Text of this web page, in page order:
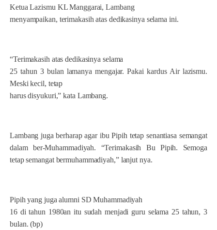
Ketua Lazismu KL Manggarai, Lambang
menyampaikan, terimakasih atas dedikasinya selama ini.
“Terimakasih atas dedikasinya selama
25 tahun 3 bulan lamanya mengajar. Pakai kardus Air lazismu.
Meski kecil, tetap
harus disyukuri,” kata Lambang.
Lambang juga berharap agar ibu Pipih tetap senantiasa semangat
dalam ber-Muhammadiyah. “Terimakasih Bu Pipih. Semoga
tetap semangat bermuhammadiyah,” lanjut nya.
Pipih yang juga alumni SD Muhammadiyah
16 di tahun 1980an itu sudah menjadi guru selama 25 tahun, 3
bulan. (bp)